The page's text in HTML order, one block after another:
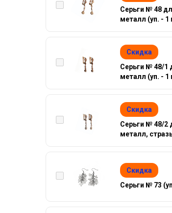
Серьги № 48
металл (уп. - 1
Скидка
Серьги № 48/1
металл (уп. - 1
Скидка
Серьги № 48/2
металл,
Скидка
Серьги № 73